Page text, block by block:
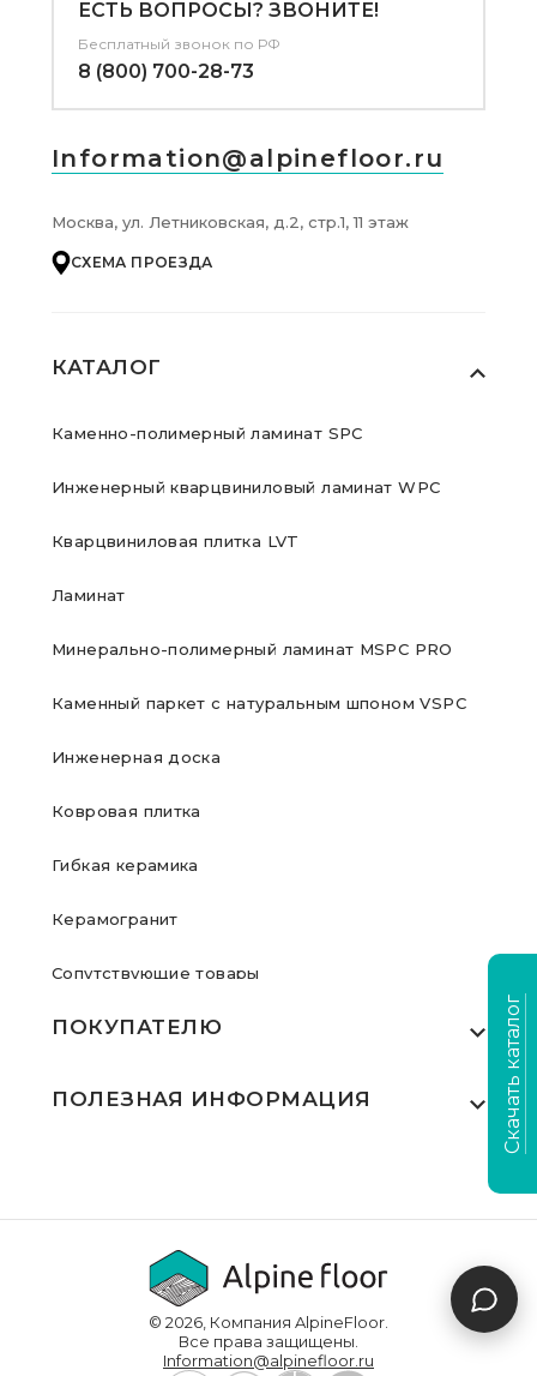
КАТАЛОГ
Каменно-полимерный ламинат SPC
Инженерный кварцвиниловый ламинат WPC
Кварцвиниловая плитка LVT
Ламинат
Минерально-полимерный ламинат MSPC PRO
Каменный паркет с натуральным шпоном VSPC
Инженерная доска
Ковровая плитка
Гибкая керамика
Керамогранит
Сопутствующие товары
ПОКУПАТЕЛЮ
Где купить
Выполненные проекты
Доставка и оплата
ПОЛЕЗНАЯ ИНФОРМАЦИЯ
Видеообзоры
Для дилеров
Инструкции по укладке
ЕСТЬ ВОПРОСЫ? ЗВОНИТЕ!
Бесплатный звонок по РФ
8 (800) 700-28-73
Information@alpinefloor.ru
Москва, ул. Летниковская, д.2, стр.1, 11 этаж
СХЕМА ПРОЕЗДА
© 2026, Компания AlpineFloor.
Все права защищены.
Information@alpinefloor.ru
Скачать каталог